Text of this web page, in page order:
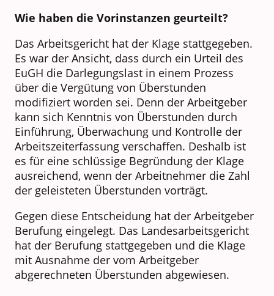
Wie haben die Vorinstanzen geurteilt?
Das Arbeitsgericht hat der Klage stattgegeben.
Es war der Ansicht, dass durch ein Urteil des
EuGH die Darlegungslast in einem Prozess
über die Vergütung von Überstunden
modifiziert worden sei. Denn der Arbeitgeber
kann sich Kenntnis von Überstunden durch
Einführung, Überwachung und Kontrolle der
Arbeitszeiterfassung verschaffen. Deshalb ist
es für eine schlüssige Begründung der Klage
ausreichend, wenn der Arbeitnehmer die Zahl
der geleisteten Überstunden vorträgt.
Gegen diese Entscheidung hat der Arbeitgeber
Berufung eingelegt. Das Landesarbeitsgericht
hat der Berufung stattgegeben und die Klage
mit Ausnahme der vom Arbeitgeber
abgerechneten Überstunden abgewiesen.